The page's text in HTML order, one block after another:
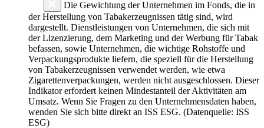
Die Gewichtung der Unternehmen im Fonds, die in
der Herstellung von Tabakerzeugnissen tätig sind, wird
dargestellt. Dienstleistungen von Unternehmen, die sich mit
der Lizenzierung, dem Marketing und der Werbung für Tabak
befassen, sowie Unternehmen, die wichtige Rohstoffe und
Verpackungsprodukte liefern, die speziell für die Herstellung
von Tabakerzeugnissen verwendet werden, wie etwa
Zigarettenverpackungen, werden nicht ausgeschlossen. Dieser
Indikator erfordert keinen Mindestanteil der Aktivitäten am
Umsatz. Wenn Sie Fragen zu den Unternehmensdaten haben,
wenden Sie sich bitte direkt an ISS ESG. (Datenquelle: ISS
ESG)